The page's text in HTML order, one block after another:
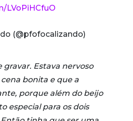
LVoPiHCfuO
(@pfofocalizando)
gravar. Estava nervoso
bonita e que a
porque além do beijo
especial para os dois